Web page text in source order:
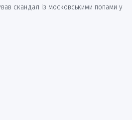
скандал із московськими попами у